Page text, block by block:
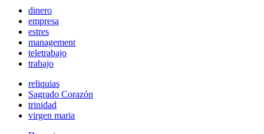
dinero
empresa
estres
management
teletrabajo
trabajo
reliquias
Sagrado Corazón
trinidad
virgen maria